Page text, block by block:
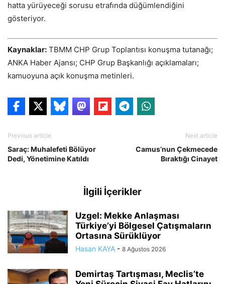
hatta yürüyeceği sorusu etrafında düğümlendiğini
gösteriyor.
Kaynaklar: TBMM CHP Grup Toplantısı konuşma tutanağı;
ANKA Haber Ajansı; CHP Grup Başkanlığı açıklamaları;
kamuoyuna açık konuşma metinleri.
Previous article
Saraç: Muhalefeti Bölüyor
Dedi, Yönetimine Katıldı
Next article
Camus’nun Çekmecede
Bıraktığı Cinayet
İlgili İçerikler
Uzgel: Mekke Anlaşması
Türkiye’yi Bölgesel Çatışmaların
Ortasına Sürüklüyor
Hasan KAYA - 8 Ağustos 2026
Demirtaş Tartışması, Meclis’te